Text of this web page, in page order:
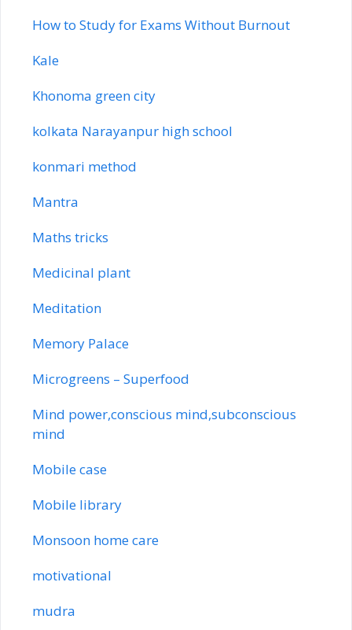
How to Study for Exams Without Burnout
Kale
Khonoma green city
kolkata Narayanpur high school
konmari method
Mantra
Maths tricks
Medicinal plant
Meditation
Memory Palace
Microgreens – Superfood
Mind power,conscious mind,subconscious
mind
Mobile case
Mobile library
Monsoon home care
motivational
mudra